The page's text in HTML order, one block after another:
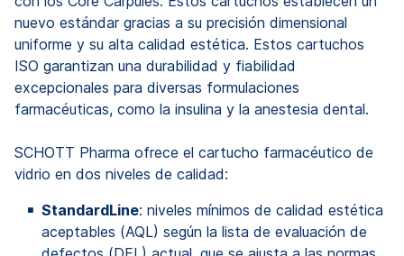
nuevo estándar gracias a su precisión dimensional
uniforme y su alta calidad estética. Estos cartuchos
ISO garantizan una durabilidad y fiabilidad
excepcionales para diversas formulaciones
farmacéuticas, como la insulina y la anestesia dental.
SCHOTT Pharma ofrece el cartucho farmacéutico de
vidrio en dos niveles de calidad:
StandardLine: niveles mínimos de calidad estética
aceptables (AQL) según la lista de evaluación de